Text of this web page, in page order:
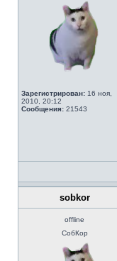
Зарегистрирован: 16 ноя,
2010, 20:12
Сообщения: 21543
sobkor
offline
СобКор